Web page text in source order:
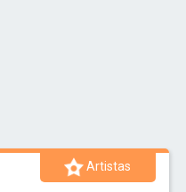
Artistas